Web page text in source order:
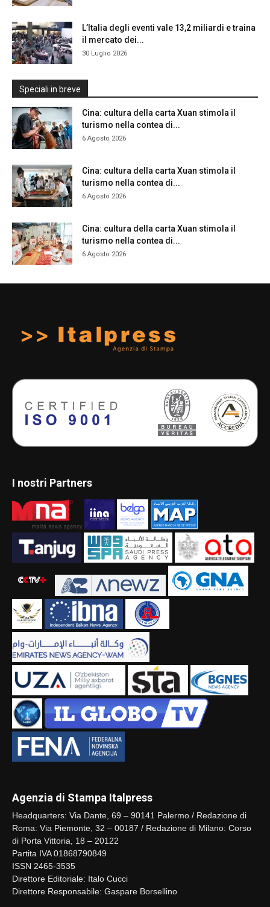
L’Italia degli eventi vale 13,2 miliardi e traina
il mercato dei...
30 Luglio 2026
Speciali in breve
Cina: cultura della carta Xuan stimola il
turismo nella contea di...
6 Agosto 2026
Cina: cultura della carta Xuan stimola il
turismo nella contea di...
6 Agosto 2026
Cina: cultura della carta Xuan stimola il
turismo nella contea di...
6 Agosto 2026
I nostri Partners
Agenzia di Stampa Italpress
Headquarters: Via Dante, 69 – 90141 Palermo / Redazione di
Roma: Via Piemonte, 32 – 00187 / Redazione di Milano: Corso
di Porta Vittoria, 18 – 20122
Partita IVA 01868790849
ISSN 2465-3535
Direttore Editoriale: Italo Cucci
Direttore Responsabile: Gaspare Borsellino